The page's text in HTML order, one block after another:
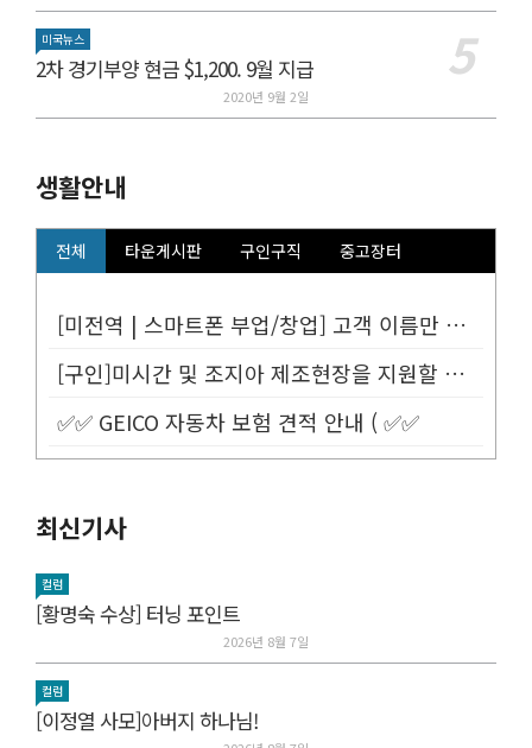
미국뉴스
2차 경기부양 현금 $1,200. 9월 지급
2020년 9월 2일
생활안내
전체 타운게시판 구인구직 중고장터
[미전역 | 스마트폰 부업/창업] 고객 이름만 넣으면 평생 연금 20% ...
[구인]미시간 및 조지아 제조현장을 지원할 Customer Service...
✅✅ GEICO 자동차 보험 견적 안내 ( ✅✅
최신기사
컬럼
[황명숙 수상] 터닝 포인트
2026년 8월 7일
컬럼
[이정열 사모]아버지 하나님!